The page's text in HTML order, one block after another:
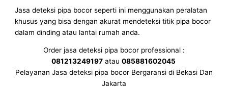
Jasa deteksi pipa bocor seperti ini menggunakan peralatan
khusus yang bisa dengan akurat mendeteksi titik pipa bocor
dalam dinding atau lantai rumah anda.
Order jasa deteksi pipa bocor professional :
081213249197atau 085881602045
Pelayanan Jasa deteksi pipa bocor Bergaransi di Bekasi Dan
Jakarta